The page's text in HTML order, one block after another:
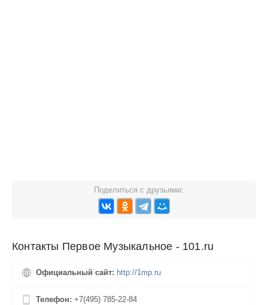
Поделиться с друзьями:
Контакты Первое Музыкальное - 101.ru
Официальный сайт: http://1mp.ru
Телефон: +7(495) 785-22-84